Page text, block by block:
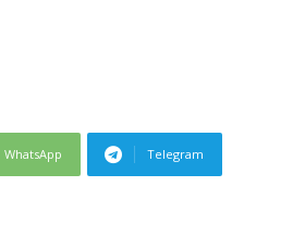
WhatsApp Telegram